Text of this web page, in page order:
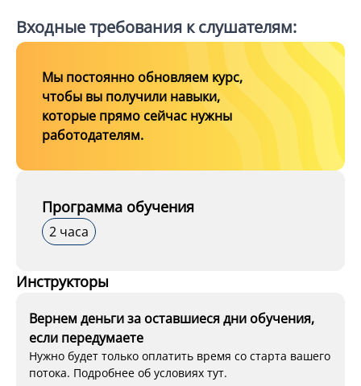
Входные требования к слушателям:
Мы постоянно обновляем курс,
чтобы вы получили навыки,
которые прямо сейчас нужны
работодателям.
Программа обучения
2 часа
Инструкторы
Вернем деньги за оставшиеся дни обучения,
если передумаете
Нужно будет только оплатить время со старта вашего
потока. Подробнее об условиях тут.